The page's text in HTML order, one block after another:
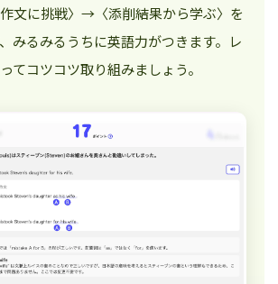
文に挑戦〉→〈添削結果から学ぶ〉を
みるみるうちに英語力がつきます。レ
てコツコツ取り組みましょう。